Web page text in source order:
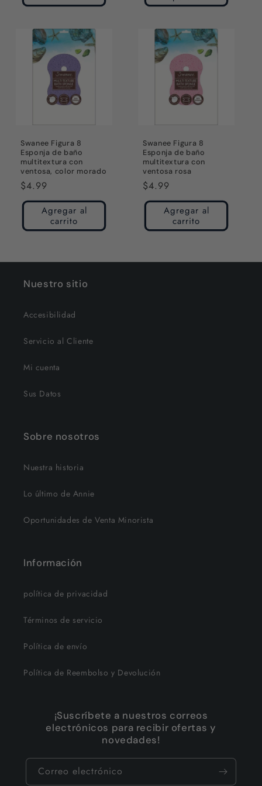
Swanee Figura 8
Esponja de baño
multitextura con
ventosa, color morado
Precio
habitual
$4.99
Agregar al
carrito
Swanee Figura 8
Esponja de baño
multitextura con
ventosa rosa
Precio
habitual
$4.99
Agregar al
carrito
Nuestro sitio
Accesibilidad
Servicio al Cliente
Mi cuenta
Sus Datos
Sobre nosotros
Nuestra historia
Lo último de Annie
Oportunidades de Venta Minorista
Información
política de privacidad
Términos de servicio
Política de envío
Política de Reembolso y Devolución
¡Suscríbete a nuestros correos
electrónicos para recibir ofertas y
novedades!
Correo electrónico